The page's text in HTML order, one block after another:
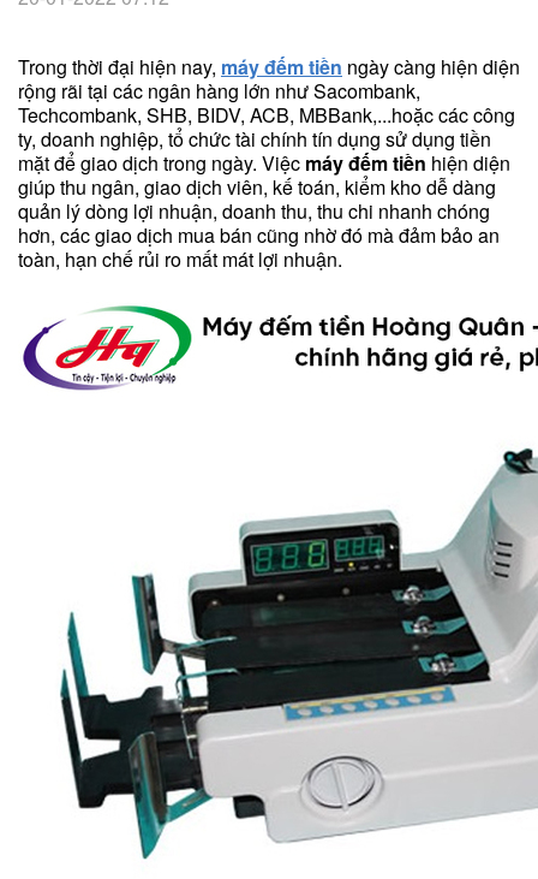
Trong thời đại hiện nay, máy đếm tiền ngày càng hiện diện
rộng rãi tại các ngân hàng lớn như Sacombank,
Techcombank, SHB, BIDV, ACB, MBBank,...hoặc các công
ty, doanh nghiệp, tổ chức tài chính tín dụng sử dụng tiền
mặt để giao dịch trong ngày. Việc máy đếm tiền hiện diện
giúp thu ngân, giao dịch viên, kế toán, kiểm kho dễ dàng
quản lý dòng lợi nhuận, doanh thu, thu chi nhanh chóng
hơn, các giao dịch mua bán cũng nhờ đó mà đảm bảo an
toàn, hạn chế rủi ro mất mát lợi nhuận.